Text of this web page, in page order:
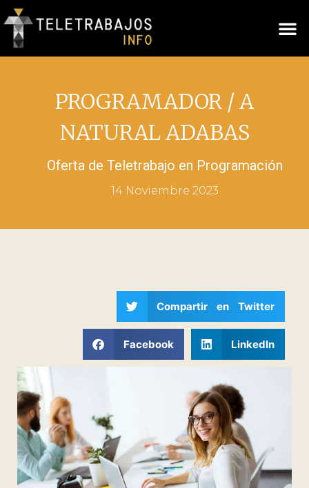
PROGRAMADOR / A
NATURAL ADABAS
Oferta de Teletrabajo en Programación
14 Noviembre 2023
Compartir en Twitter
Facebook LinkedIn